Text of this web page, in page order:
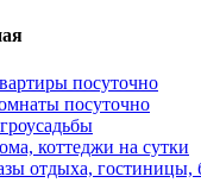
посуточно
посуточно
коттеджи на сутки
отдыха, гостиницы,